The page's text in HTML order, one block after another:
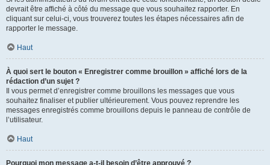
devrait être affiché à côté du message que vous souhaitez rapporter. En
cliquant sur celui-ci, vous trouverez toutes les étapes nécessaires afin de
rapporter le message.
Haut
À quoi sert le bouton « Enregistrer comme brouillon » affiché lors de la
rédaction d’un sujet ?
Il vous permet d’enregistrer comme brouillons les messages que vous
souhaitez finaliser et publier ultérieurement. Vous pouvez reprendre les
messages enregistrés comme brouillons depuis le panneau de contrôle de
l’utilisateur.
Haut
Pourquoi mon message a-t-il besoin d’être approuvé ?